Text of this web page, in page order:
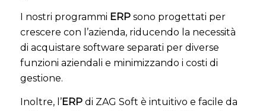
I nostri programmi ERP sono progettati per
crescere con l’azienda, riducendo la necessità
di acquistare software separati per diverse
funzioni aziendali e minimizzando i costi di
gestione.
Inoltre, l’ERP di ZAG Soft è intuitivo e facile da